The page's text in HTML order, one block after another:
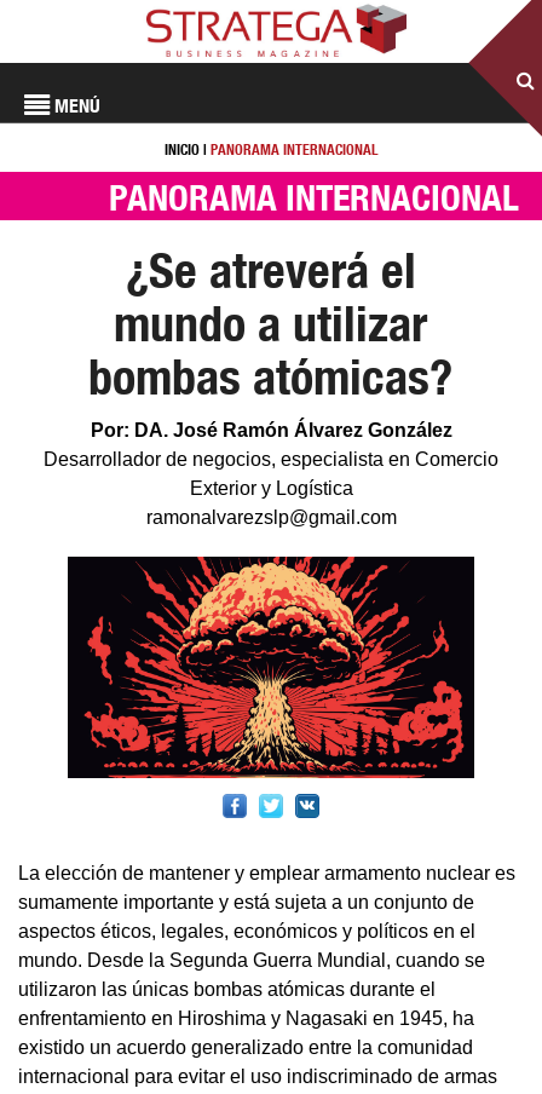
MENÚ
INICIO| PANORAMA INTERNACIONAL
PANORAMA INTERNACIONAL
¿Se atreverá el
mundo a utilizar
bombas atómicas?
Por: DA. José Ramón Álvarez González
Desarrollador de negocios, especialista en Comercio
Exterior y Logística
ramonalvarezslp@gmail.com
La elección de mantener y emplear armamento nuclear es
sumamente importante y está sujeta a un conjunto de
aspectos éticos, legales, económicos y políticos en el
mundo. Desde la Segunda Guerra Mundial, cuando se
utilizaron las únicas bombas atómicas durante el
enfrentamiento en Hiroshima y Nagasaki en 1945, ha
existido un acuerdo generalizado entre la comunidad
internacional para evitar el uso indiscriminado de armas